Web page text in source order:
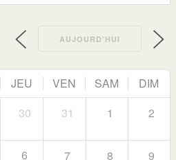
AUJOURD’HUI
JEU VEN SAM
DIM
30 31 1 2
6 7 8 9